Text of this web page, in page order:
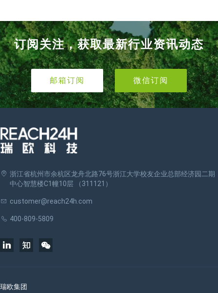
订阅关注，获取最新行业资讯动态
邮箱订阅 微信订阅
浙江省杭州市余杭区龙舟北路76号浙江大学校友企业总部经济园二期
中心智慧楼C1幢10层 （311121）
customer@reach24h.com
400-809-5809
瑞欧集团